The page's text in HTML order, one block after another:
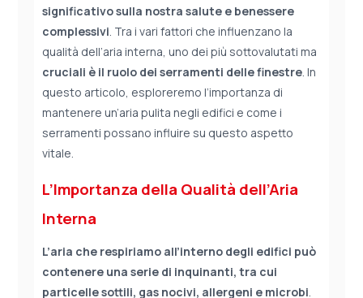
significativo sulla nostra salute e benessere
complessivi. Tra i vari fattori che influenzano la
qualità dell’aria interna, uno dei più sottovalutati ma
cruciali è il ruolo dei serramenti delle finestre. In
questo articolo, esploreremo l’importanza di
mantenere un’aria pulita negli edifici e come i
serramenti possano influire su questo aspetto
vitale.
L’Importanza della Qualità dell’Aria
Interna
L’aria che respiriamo all’interno degli edifici può
contenere una serie di inquinanti, tra cui
particelle sottili, gas nocivi, allergeni e microbi.